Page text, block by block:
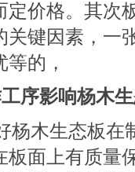
定价格。其次
关键因素，一
的，
序影响杨木
杨木生态板在
板面上有质量